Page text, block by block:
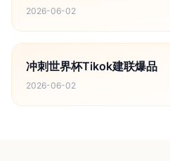
2026-06-02
冲刺世界杯Tikok建联爆品
2026-06-02